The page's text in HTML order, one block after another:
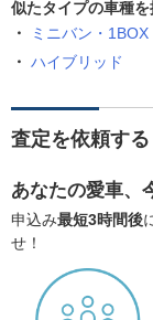
似たタイプの車種を
ミニバン・1BOX
ハイブリッド
査定を依頼する
あなたの愛車、
申込み最短3時間後
せ！